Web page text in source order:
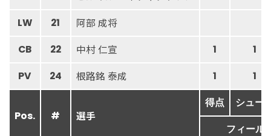
LW 21 阿部 成将
CB 22 中村 仁宣 1 1
PV 24 根路銘 泰成 1 1
Pos. # 選手
得点 シュー
フィール